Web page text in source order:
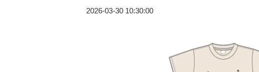
2026-03-30 10:30:00